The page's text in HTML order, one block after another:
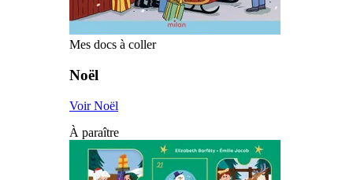
Mes docs à coller
Noël
Voir Noël
À paraître